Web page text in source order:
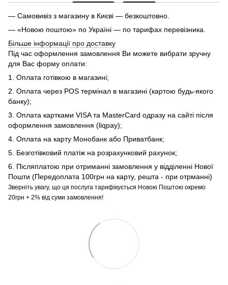
— Самовивіз з магазину в Києві — безкоштовно.
— «Новою поштою» по Україні — по тарифах перевізника.
Більше інформації про доставку
Під час оформлення замовлення Ви можете вибрати зручну
для Вас форму оплати:
1. Оплата готівкою в магазині;
2. Оплата через POS термінал в магазині (картою будь-якого
банку);
3. Оплата картками VISA та MasterCard одразу на сайті після
оформлення замовлення (liqpay);
4. Оплата на карту Монобанк або Приватбанк;
5. Безготівковий платіж на розрахунковий рахунок;
6. Післяплатою при отриманні замовлення у відділенні Нової
Пошти (Передоплата 100грн на карту, решта - при отрманні)
Зверніть увагу, що ця послуга тарифікується Новою Поштою окремо
20грн + 2% від суми замовлення!